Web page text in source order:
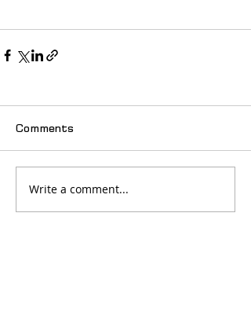
Comments
Write a comment...